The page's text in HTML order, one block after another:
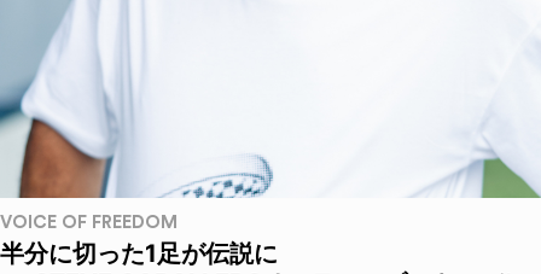
VOICE OF FREEDOM
半分に切った1足が伝説に